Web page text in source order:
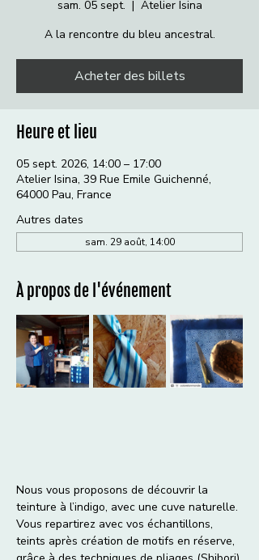
sam. 05 sept.
  |
Atelier Isina
A la rencontre du bleu ancestral.
Acheter des billets
Heure et lieu
05 sept. 2026, 14:00 – 17:00
Atelier Isina, 39 Rue Emile Guichenné,
64000 Pau, France
Autres dates
sam. 29 août, 14:00
À propos de l'événement
Nous vous proposons de découvrir la
teinture à l’indigo, avec une cuve naturelle.
Vous repartirez avec vos échantillons,
teints après création de motifs en réserve,